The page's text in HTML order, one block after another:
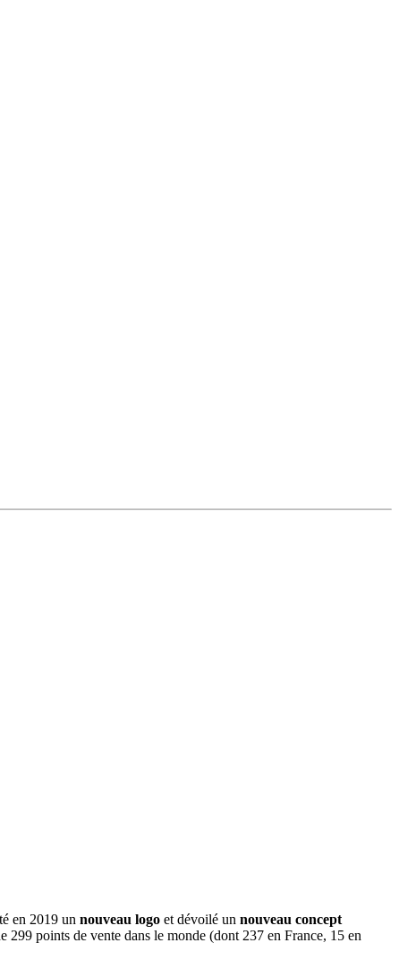
en 2019 un nouveau logo et dévoilé un nouveau concept
299 points de vente dans le monde (dont 237 en France, 15 en